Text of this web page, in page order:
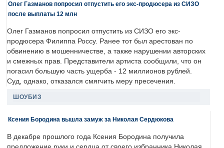
Олег Газманов попросил отпустить его экс-продюсера из СИЗО
после выплаты 12 млн
Олег Газманов попросил отпустить из СИЗО его экс-
продюсера Филиппа Россу. Ранее тот был арестован по
обвинению в мошенничестве, а также нарушении авторских
и смежных прав. Представители артиста сообщили, что он
погасил большую часть ущерба - 12 миллионов рублей.
Суд, однако, отказался смягчить меру пресечения.
ШОУБИЗ
Ксения Бородина вышла замуж за Николая Сердюкова
В декабре прошлого года Ксения Бородина получила